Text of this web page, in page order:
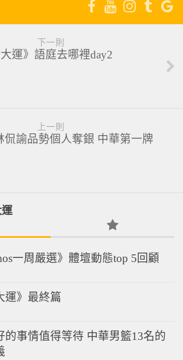
下一則
運》語庭去哪裡day2
上一則
侃諭品勢個人奪銀 中華第一牌
一周嚴選》體壇動態top 5回顧
運》最終篇
的事情值得等待 中華男籃13名的